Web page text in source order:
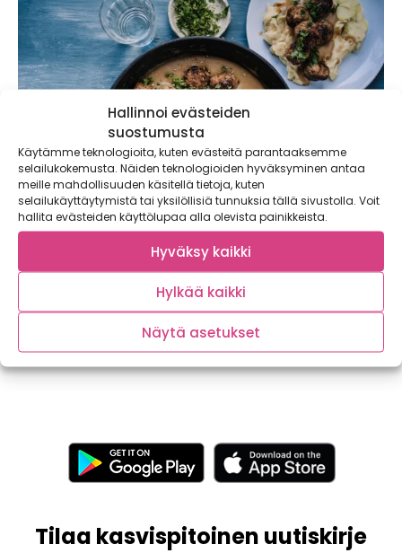
Hallinnoi evästeiden
suostumusta
Käytämme teknologioita, kuten evästeitä parantaaksemme
selailukokemusta. Näiden teknologioiden hyväksyminen antaa
meille mahdollisuuden käsitellä tietoja, kuten
selailukäyttäytymistä tai yksilöllisiä tunnuksia tällä sivustolla. Voit
hallita evästeiden käyttölupaa alla olevista painikkeista.
Hyväksy kaikki
Hylkää kaikki
Näytä asetukset
Ovelasti lisää kasviksia arkeen: juuriselleri-
lihapullat ja kaali-perunamuussi
Kotiruokaklassikot eivät mene koskaan pois muodista!
Välillä niitä on kuitenkin hauska varioida esimerkiksi...
Tilaa kasvispitoinen uutiskirje